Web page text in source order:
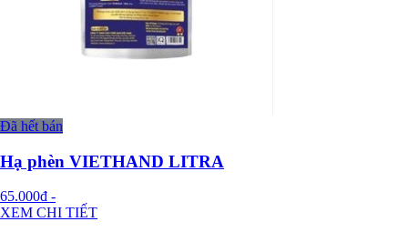
Đã hết bán
Hạ phèn VIETHAND LITRA
65.000đ -
XEM CHI TIẾT